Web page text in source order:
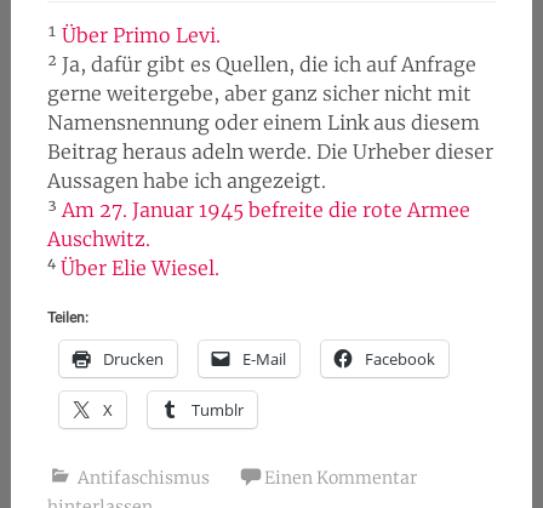
¹ Über Primo Levi.
² Ja, dafür gibt es Quellen, die ich auf Anfrage
gerne weitergebe, aber ganz sicher nicht mit
Namensnennung oder einem Link aus diesem
Beitrag heraus adeln werde. Die Urheber dieser
Aussagen habe ich angezeigt.
³ Am 27. Januar 1945 befreite die rote Armee
Auschwitz.
⁴ Über Elie Wiesel.
Teilen:
Drucken E-Mail Facebook
X Tumblr
Antifaschismus
Einen Kommentar